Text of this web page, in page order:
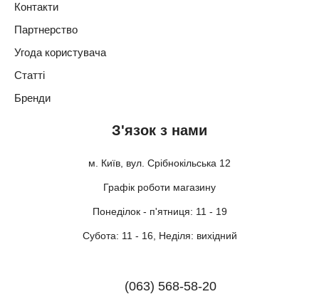
З'язок з нами
м. Київ, вул. Срібнокільська 12
Графік роботи магазину
Понеділок - п'ятниця: 11 - 19
Субота: 11 - 16, Неділя: вихідний
(063) 568-58-20
Контакти
Партнерство
Угода користувача
Статті
Бренди